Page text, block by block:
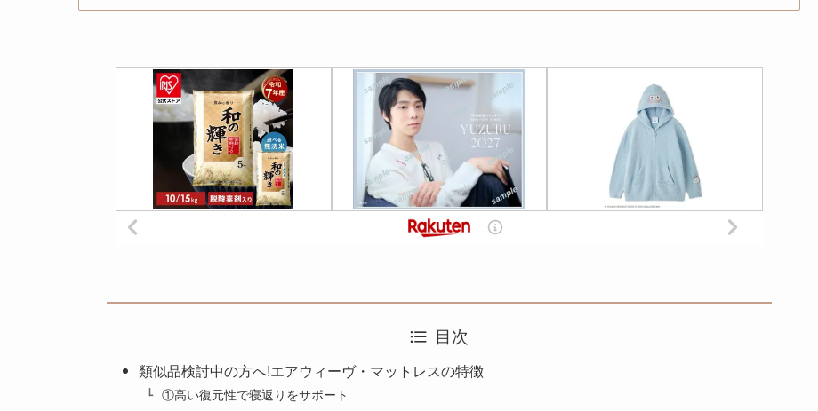
目次
類似品検討中の方へ!エアウィーヴ・マットレスの特徴
①高い復元性で寝返りをサポート